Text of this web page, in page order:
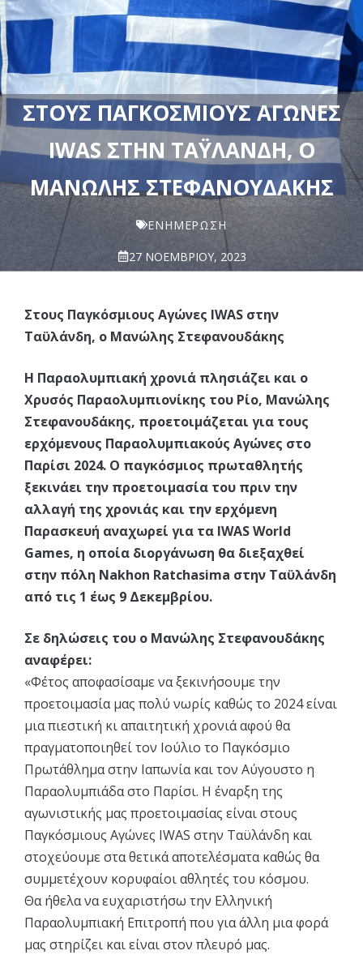
ΣΤΟΥΣ ΠΑΓΚΌΣΜΙΟΥΣ ΑΓΏΝΕΣ
IWAS ΣΤΗΝ ΤΑΫΛΆΝΔΗ, Ο
ΜΑΝΏΛΗΣ ΣΤΕΦΑΝΟΥΔΆΚΗΣ
ΕΝΗΜΈΡΩΣΗ
27 ΝΟΕΜΒΡΊΟΥ, 2023
Στους Παγκόσμιους Αγώνες IWAS στην
Ταϋλάνδη, ο Μανώλης Στεφανουδάκης
Η Παραολυμπιακή χρονιά πλησιάζει και ο
Χρυσός Παραολυμπιονίκης του Ρίο, Μανώλης
Στεφανουδάκης, προετοιμάζεται για τους
ερχόμενους Παραολυμπιακούς Αγώνες στο
Παρίσι 2024. Ο παγκόσμιος πρωταθλητής
ξεκινάει την προετοιμασία του πριν την
αλλαγή της χρονιάς και την ερχόμενη
Παρασκευή αναχωρεί για τα IWAS World
Games, η οποία διοργάνωση θα διεξαχθεί
στην πόλη Nakhon Ratchasima στην Ταϋλάνδη
από τις 1 έως 9 Δεκεμβρίου.
Σε δηλώσεις του ο Μανώλης Στεφανουδάκης
αναφέρει:
«Φέτος αποφασίσαμε να ξεκινήσουμε την
προετοιμασία μας πολύ νωρίς καθώς το 2024 είναι
μια πιεστική κι απαιτητική χρονιά αφού θα
πραγματοποιηθεί τον Ιούλιο το Παγκόσμιο
Πρωτάθλημα στην Ιαπωνία και τον Αύγουστο η
Παραολυμπιάδα στο Παρίσι. Η έναρξη της
αγωνιστικής μας προετοιμασίας είναι στους
Παγκόσμιους Αγώνες IWAS στην Ταϋλάνδη και
στοχεύουμε στα θετικά αποτελέσματα καθώς θα
συμμετέχουν κορυφαίοι αθλητές του κόσμου.
Θα ήθελα να ευχαριστήσω την Ελληνική
Παραολυμπιακή Επιτροπή που για άλλη μια φορά
μας στηρίζει και είναι στον πλευρό μας.